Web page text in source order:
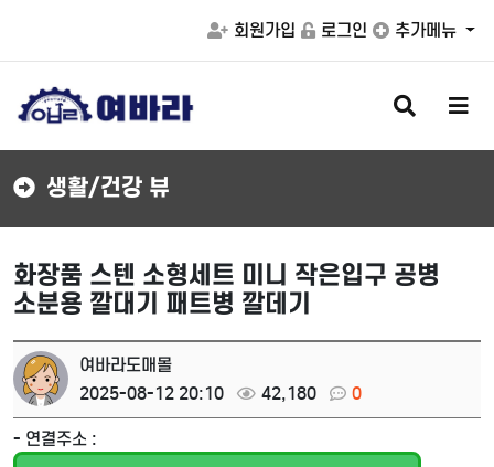
회원가입 로그인 추가메뉴
검
색
버
메
버
생활/건강 뷰
화장품 스텐 소형세트 미니 작은입구 공병
소분용 깔대기 패트병 깔데기
여바라도매몰
2025-08-12 20:10
42,180 0
- 연결주소 :